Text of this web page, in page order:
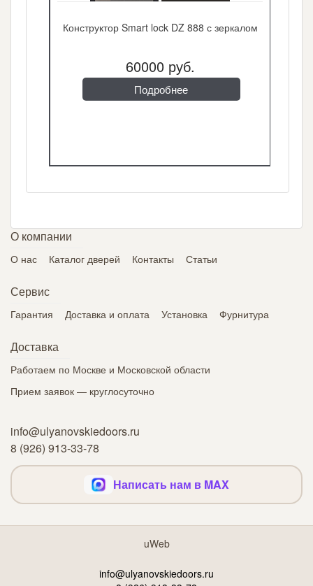
Конструктор Smart lock DZ 888 с зеркалом
60000 руб.
Подробнее
О компании
О нас Каталог дверей Контакты Статьи
Сервис
Гарантия Доставка и оплата Установка Фурнитура
Доставка
Работаем по Москве и Московской области
Прием заявок — круглосуточно
info@ulyanovskiedoors.ru
8 (926) 913-33-78
Написать нам в MAX
uWeb
info@ulyanovskiedoors.ru